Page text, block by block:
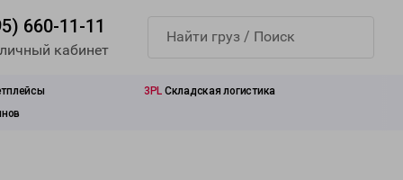
660-11-11
кабинет
3PL Складская логистика